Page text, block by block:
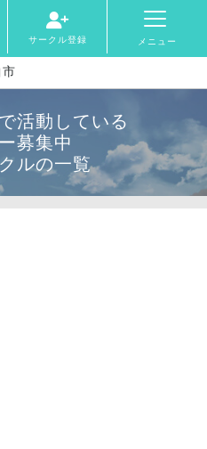
サークル登録 メニュー
活動している
募集中
ルの一覧